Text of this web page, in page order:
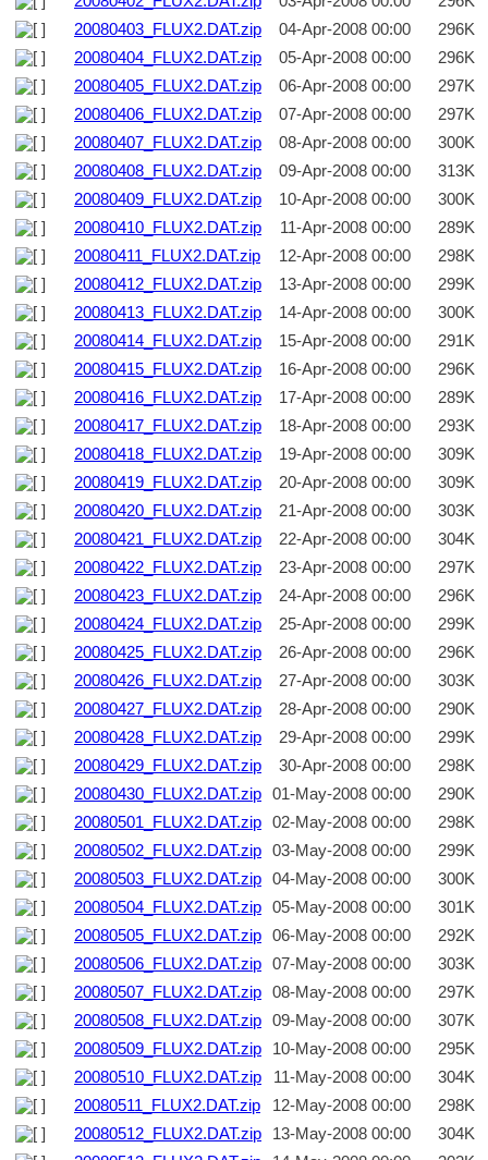
20080403_FLUX2.DAT.zip
04-Apr-2008 00:00
296K
20080404_FLUX2.DAT.zip
05-Apr-2008 00:00
296K
20080405_FLUX2.DAT.zip
06-Apr-2008 00:00
297K
20080406_FLUX2.DAT.zip
07-Apr-2008 00:00
297K
20080407_FLUX2.DAT.zip
08-Apr-2008 00:00
300K
20080408_FLUX2.DAT.zip
09-Apr-2008 00:00
313K
20080409_FLUX2.DAT.zip
10-Apr-2008 00:00
300K
20080410_FLUX2.DAT.zip
11-Apr-2008 00:00
289K
20080411_FLUX2.DAT.zip
12-Apr-2008 00:00
298K
20080412_FLUX2.DAT.zip
13-Apr-2008 00:00
299K
20080413_FLUX2.DAT.zip
14-Apr-2008 00:00
300K
20080414_FLUX2.DAT.zip
15-Apr-2008 00:00
291K
20080415_FLUX2.DAT.zip
16-Apr-2008 00:00
296K
20080416_FLUX2.DAT.zip
17-Apr-2008 00:00
289K
20080417_FLUX2.DAT.zip
18-Apr-2008 00:00
293K
20080418_FLUX2.DAT.zip
19-Apr-2008 00:00
309K
20080419_FLUX2.DAT.zip
20-Apr-2008 00:00
309K
20080420_FLUX2.DAT.zip
21-Apr-2008 00:00
303K
20080421_FLUX2.DAT.zip
22-Apr-2008 00:00
304K
20080422_FLUX2.DAT.zip
23-Apr-2008 00:00
297K
20080423_FLUX2.DAT.zip
24-Apr-2008 00:00
296K
20080424_FLUX2.DAT.zip
25-Apr-2008 00:00
299K
20080425_FLUX2.DAT.zip
26-Apr-2008 00:00
296K
20080426_FLUX2.DAT.zip
27-Apr-2008 00:00
303K
20080427_FLUX2.DAT.zip
28-Apr-2008 00:00
290K
20080428_FLUX2.DAT.zip
29-Apr-2008 00:00
299K
20080429_FLUX2.DAT.zip
30-Apr-2008 00:00
298K
20080430_FLUX2.DAT.zip
01-May-2008 00:00
290K
20080501_FLUX2.DAT.zip
02-May-2008 00:00
298K
20080502_FLUX2.DAT.zip
03-May-2008 00:00
299K
20080503_FLUX2.DAT.zip
04-May-2008 00:00
300K
20080504_FLUX2.DAT.zip
05-May-2008 00:00
301K
20080505_FLUX2.DAT.zip
06-May-2008 00:00
292K
20080506_FLUX2.DAT.zip
07-May-2008 00:00
303K
20080507_FLUX2.DAT.zip
08-May-2008 00:00
297K
20080508_FLUX2.DAT.zip
09-May-2008 00:00
307K
20080509_FLUX2.DAT.zip
10-May-2008 00:00
295K
20080510_FLUX2.DAT.zip
11-May-2008 00:00
304K
20080511_FLUX2.DAT.zip
12-May-2008 00:00
298K
20080512_FLUX2.DAT.zip
13-May-2008 00:00
304K